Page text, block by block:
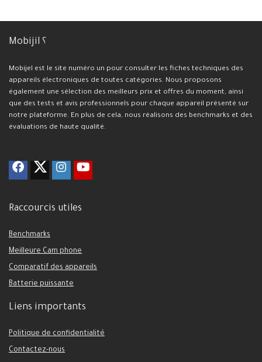
Mobijil ؟
Mobijel est le site numéro un pour consulter les fiches techniques des
appareils électroniques de toutes catégories. Nous proposons
également une sélection des meilleurs prix et offres du moment, ainsi
que des tests et avis professionnels pour chaque appareil présenté sur
notre plateforme. En plus de cela, nous réalisons des benchmarks et des
évaluations de haute qualité.
Raccourcis utiles
Benchmarks
Meilleure Cam phone
Comparatif des appareils
Batterie puissante
Liens importants
Politique de confidentialité
Contactez-nous